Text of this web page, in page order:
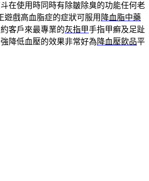
在使用時同時有除皺除臭的功能任何老
遊戲高血脂症的症狀可服用 降血脂中藥
客戶來最專業的灰指甲手指甲癬及足趾
降低血壓的效果非常好為 降血壓飲品平